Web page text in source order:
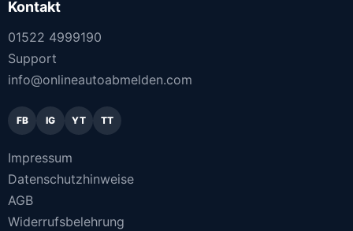
Kontakt
01522 4999190
Support
info@onlineautoabmelden.com
FB IG YT TT
Impressum
Datenschutzhinweise
AGB
Widerrufsbelehrung